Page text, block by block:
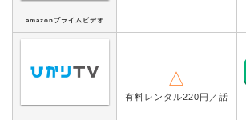
amazonプライムビデオ
△
有料レンタル220円／話